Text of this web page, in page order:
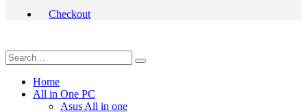
Checkout
Home
All in One PC
Asus All in one